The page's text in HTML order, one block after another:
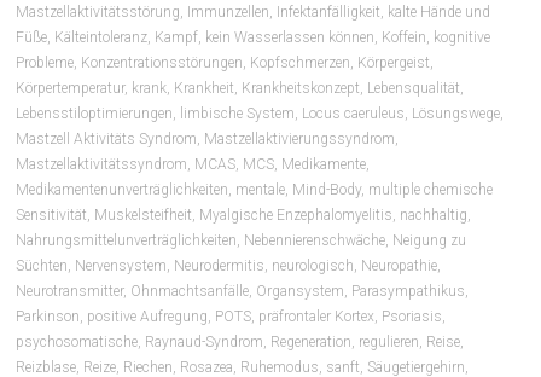
Mastzellaktivitätsstörung Immunzellen Infektanfälligkeit
kalte Hände und
Füße Kälteintoleranz Kampf kein Wasserlassen können Koffein
kognitive
Probleme Konzentrationsstörungen Kopfschmerzen Körpergeist
Körpertemperatur, krank Krankheit Krankheitskonzept Lebensqualität
Lebensstiloptimierungen
limbische System Locus caeruleus Lösungswege
Mastzell Aktivitäts Syndrom Mastzellaktivierungssyndrom
Mastzellaktivitätssyndrom MCAS MCS Medikamente
Medikamentenunverträglichkeiten mentale Mind-Body, multiple chemische
Sensitivität Muskelsteifheit Myalgische Enzephalomyelitis nachhaltig
Nahrungsmittelunverträglichkeiten Nebennierenschwäche Neigung zu
Süchten Nervensystem Neurodermitis neurologisch Neuropathie
Neurotransmitter, Ohnmachtsanfälle Organsystem Parasympathikus
Parkinson positive Aufregung POTS präfrontaler Kortex Psoriasis
psychosomatische Raynaud-Syndrom Regeneration regulieren Reise
Reizblase Reize Riechen Rosazea Ruhemodus sanft Säugetiergehirn